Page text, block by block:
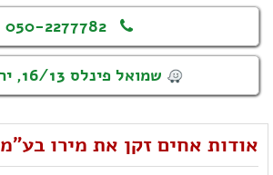
050-2277782
שמואל פינלס 16/13, ירושלים
אודות אחים זקן את מירו בע"מ